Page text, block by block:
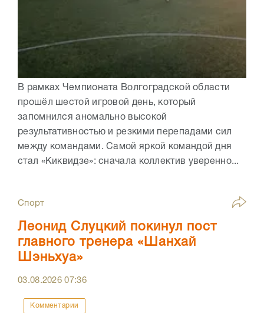
В рамках Чемпионата Волгоградской области
прошёл шестой игровой день, который
запомнился аномально высокой
результативностью и резкими перепадами сил
между командами. Самой яркой командой дня
стал «Киквидзе»: сначала коллектив уверенно...
Спорт
Леонид Слуцкий покинул пост
главного тренера «Шанхай
Шэньхуа»
03.08.202607:36
Комментарии